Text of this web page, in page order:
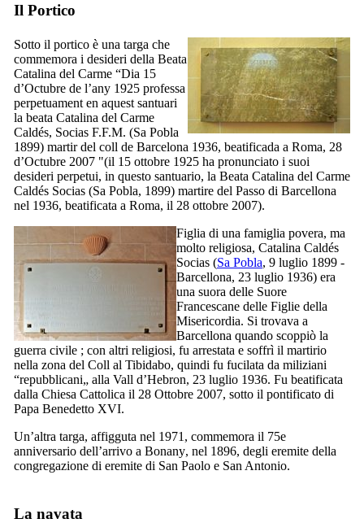
Il Portico
Sotto il portico è una targa che
commemora i desideri della Beata
Catalina del Carme “Dia 15
d’Octubre de l’any 1925 professa
perpetuament en aquest santuari
la beata Catalina del Carme
Caldés, Socias F.F.M. (Sa Pobla
1899) martir del coll de Barcelona 1936, beatificada a Roma, 28
d’Octubre 2007 "(il 15 ottobre 1925 ha pronunciato i suoi
desideri perpetui, in questo santuario, la Beata Catalina del Carme
Caldés Socias (Sa Pobla, 1899) martire del Passo di Barcellona
nel 1936, beatificata a Roma, il 28 ottobre 2007).
Figlia di una famiglia povera, ma
molto religiosa, Catalina Caldés
Socias (Sa Pobla, 9 luglio 1899 -
Barcellona, 23 luglio 1936) era
una suora delle Suore
Francescane delle Figlie della
Misericordia. Si trovava a
Barcellona quando scoppiò la
guerra civile ; con altri religiosi, fu arrestata e soffrì il martirio
nella zona del Coll al Tibidabo, quindi fu fucilata da miliziani
“repubblicani„ alla Vall d’Hebron, 23 luglio 1936. Fu beatificata
dalla Chiesa Cattolica il 28 Ottobre 2007, sotto il pontificato di
Papa Benedetto XVI.
Un’altra targa, affigguta nel 1971, commemora il 75e
anniversario dell’arrivo a Bonany, nel 1896, degli eremite della
congregazione di eremite di San Paolo e San Antonio.
La navata